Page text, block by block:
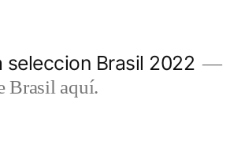
seleccion Brasil 2022
Brasil aquí.